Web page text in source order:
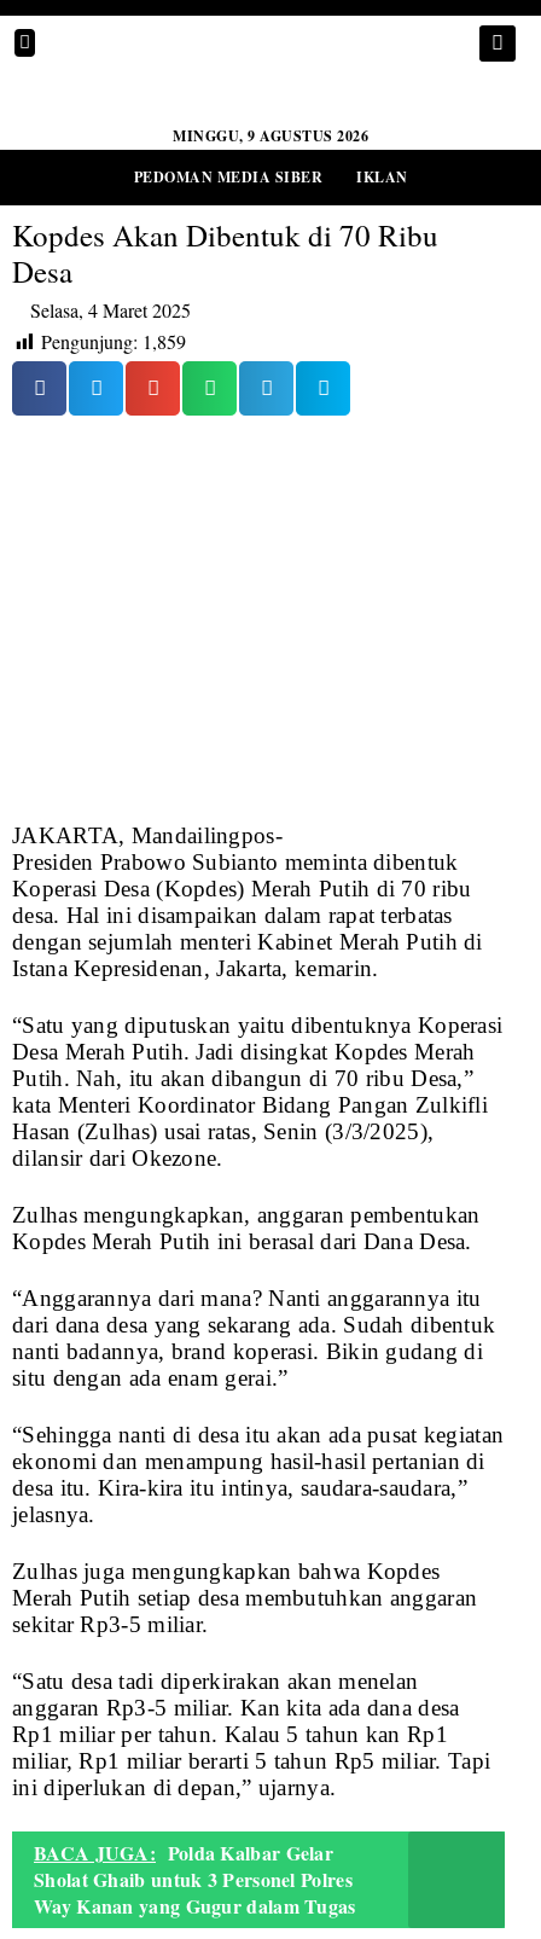
MINGGU, 9 AGUSTUS 2026
PEDOMAN MEDIA SIBER
IKLAN
Kopdes Akan Dibentuk di 70 Ribu
Desa
Selasa, 4 Maret 2025
Pengunjung: 1,859
JAKARTA, Mandailingpos-
Presiden Prabowo Subianto meminta dibentuk
Koperasi Desa (Kopdes) Merah Putih di 70 ribu
desa. Hal ini disampaikan dalam rapat terbatas
dengan sejumlah menteri Kabinet Merah Putih di
Istana Kepresidenan, Jakarta, kemarin.
“Satu yang diputuskan yaitu dibentuknya Koperasi
Desa Merah Putih. Jadi disingkat Kopdes Merah
Putih. Nah, itu akan dibangun di 70 ribu Desa,”
kata Menteri Koordinator Bidang Pangan Zulkifli
Hasan (Zulhas) usai ratas, Senin (3/3/2025),
dilansir dari Okezone.
Zulhas mengungkapkan, anggaran pembentukan
Kopdes Merah Putih ini berasal dari Dana Desa.
“Anggarannya dari mana? Nanti anggarannya itu
dari dana desa yang sekarang ada. Sudah dibentuk
nanti badannya, brand koperasi. Bikin gudang di
situ dengan ada enam gerai.”
“Sehingga nanti di desa itu akan ada pusat kegiatan
ekonomi dan menampung hasil-hasil pertanian di
desa itu. Kira-kira itu intinya, saudara-saudara,”
jelasnya.
Zulhas juga mengungkapkan bahwa Kopdes
Merah Putih setiap desa membutuhkan anggaran
sekitar Rp3-5 miliar.
“Satu desa tadi diperkirakan akan menelan
anggaran Rp3-5 miliar. Kan kita ada dana desa
Rp1 miliar per tahun. Kalau 5 tahun kan Rp1
miliar, Rp1 miliar berarti 5 tahun Rp5 miliar. Tapi
ini diperlukan di depan,” ujarnya.
BACA JUGA: Polda Kalbar Gelar
Sholat Ghaib untuk 3 Personel Polres
Way Kanan yang Gugur dalam Tugas